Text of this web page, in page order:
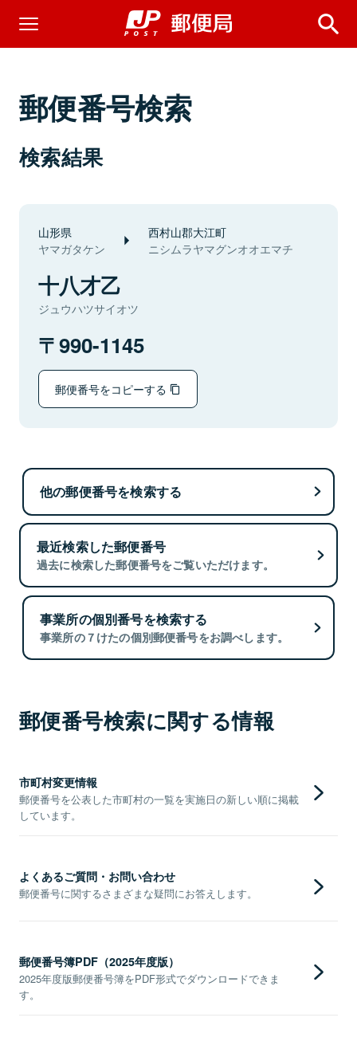
郵便番号検索
検索結果
山形県
ヤマガタケン
西村山郡大江町
ニシムラヤマグンオオエマチ
十八才乙
ジュウハツサイオツ
990-1145
郵便番号をコピーする
他の郵便番号を検索する
最近検索した郵便番号
過去に検索した郵便番号をご覧いただけます。
事業所の個別番号を検索する
事業所の７けたの個別郵便番号をお調べします。
郵便番号検索に関する情報
市町村変更情報
郵便番号を公表した市町村の一覧を実施日の新しい順に掲載
しています。
よくあるご質問・お問い合わせ
郵便番号に関するさまざまな疑問にお答えします。
郵便番号簿PDF（2025年度版）
2025年度版郵便番号簿をPDF形式でダウンロードできま
す。